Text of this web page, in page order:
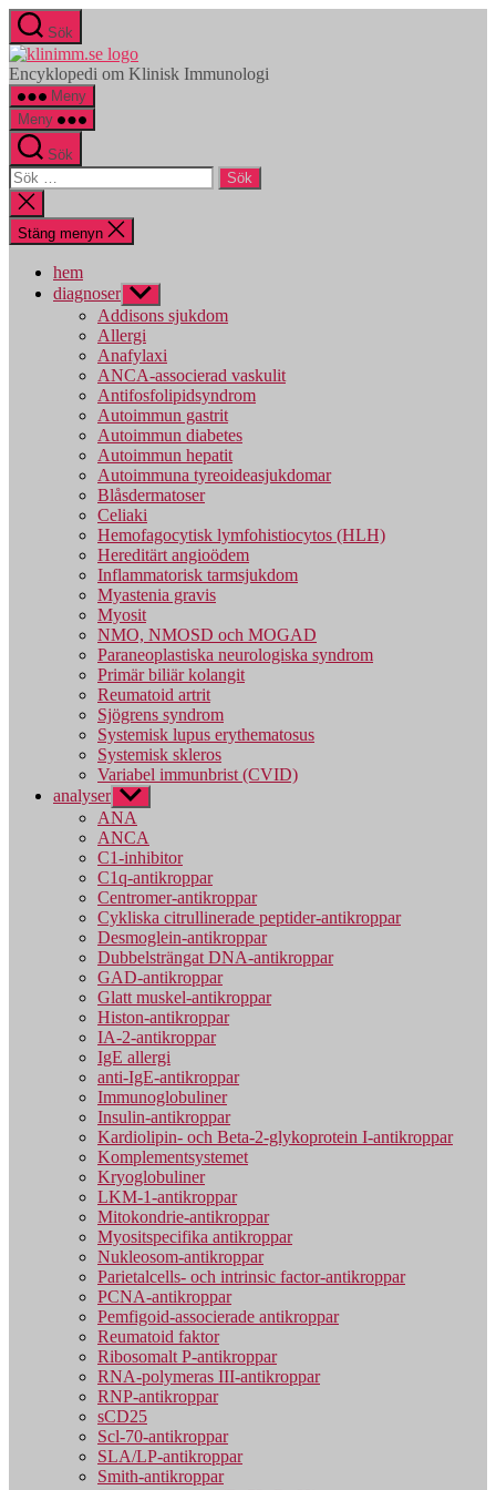
Hoppa
till
innehåll
Sök
klinimm.se
Encyklopedi om Klinisk Immunologi
Meny
Meny
Sök
Sök
efter:
Stäng
sökningen
Stäng menyn
hem
diagnoser Visa
undermeny
Addisons sjukdom
Allergi
Anafylaxi
ANCA-associerad vaskulit
Antifosfolipidsyndrom
Autoimmun gastrit
Autoimmun diabetes
Autoimmun hepatit
Autoimmuna tyreoideasjukdomar
Blåsdermatoser
Celiaki
Hemofagocytisk lymfohistiocytos (HLH)
Hereditärt angioödem
Inflammatorisk tarmsjukdom
Myastenia gravis
Myosit
NMO, NMOSD och MOGAD
Paraneoplastiska neurologiska syndrom
Primär biliär kolangit
Reumatoid artrit
Sjögrens syndrom
Systemisk lupus erythematosus
Systemisk skleros
Variabel immunbrist (CVID)
analyser Visa
undermeny
ANA
ANCA
C1-inhibitor
C1q-antikroppar
Centromer-antikroppar
Cykliska citrullinerade peptider-antikroppar
Desmoglein-antikroppar
Dubbelsträngat DNA-antikroppar
GAD-antikroppar
Glatt muskel-antikroppar
Histon-antikroppar
IA-2-antikroppar
IgE allergi
anti-IgE-antikroppar
Immunoglobuliner
Insulin-antikroppar
Kardiolipin- och Beta-2-glykoprotein I-antikroppar
Komplementsystemet
Kryoglobuliner
LKM-1-antikroppar
Mitokondrie-antikroppar
Myositspecifika antikroppar
Nukleosom-antikroppar
Parietalcells- och intrinsic factor-antikroppar
PCNA-antikroppar
Pemfigoid-associerade antikroppar
Reumatoid faktor
Ribosomalt P-antikroppar
RNA-polymeras III-antikroppar
RNP-antikroppar
sCD25
Scl-70-antikroppar
SLA/LP-antikroppar
Smith-antikroppar